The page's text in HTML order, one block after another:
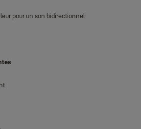
pour un son bidirectionnel